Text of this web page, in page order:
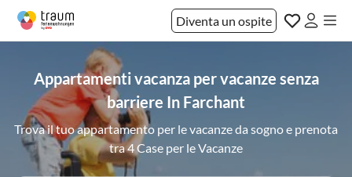
Diventa un ospite
Appartamenti vacanza per vacanze senza
barriere In Farchant
Trova il tuo appartamento per le vacanze da sogno e prenota
tra 4 Case per le Vacanze